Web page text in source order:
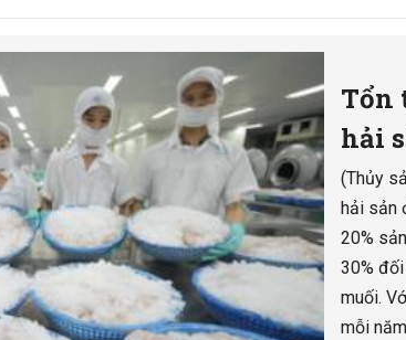
Tổn
hải
mỗi
(Thủy
hải sản
20%
30%
muối.
mỗi